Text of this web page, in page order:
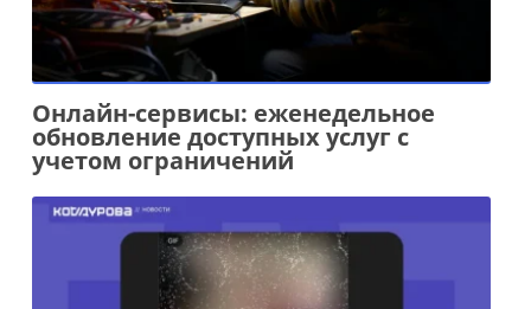
Онлайн-сервисы: еженедельное
обновление доступных услуг с
учетом ограничений